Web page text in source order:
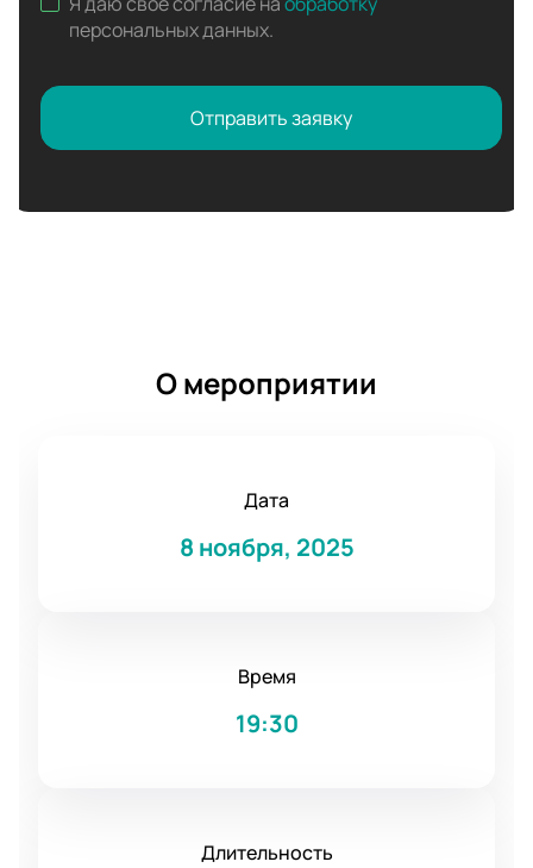
персональных данных.
Отправить заявку
О мероприятии
Дата
8 ноября, 2025
Время
19:30
Длительность